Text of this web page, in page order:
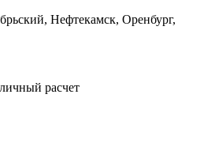
Нефтекамск, Оренбург,
расчет